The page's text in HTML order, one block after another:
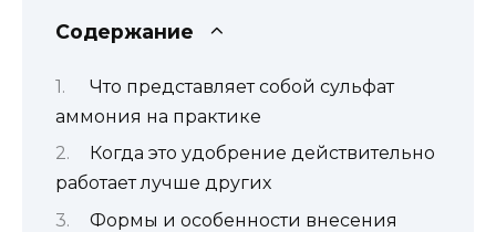
Содержание
Что представляет собой сульфат
аммония на практике
Когда это удобрение действительно
работает лучше других
Формы и особенности внесения